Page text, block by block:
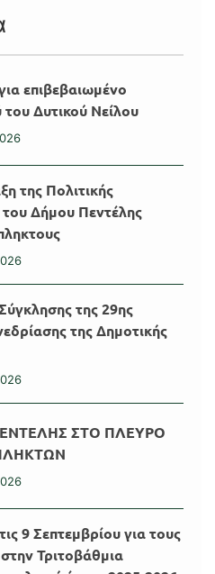
επιβεβαιωμένο
Δυτικού Νείλου
της Πολιτικής
Δήμου Πεντέλης
της 29ης
της Δημοτικής
ΣΤΟ ΠΛΕΥΡΟ
9 Σεπτεμβρίου για τους
Τριτοβάθμια